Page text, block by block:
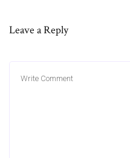
Leave a Reply